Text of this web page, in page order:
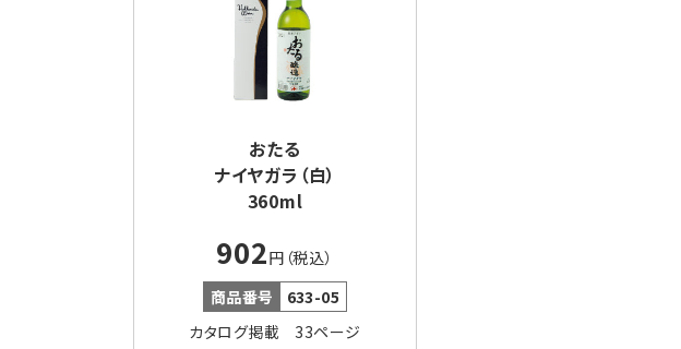
おたる
ナイヤガラ（白）
360ml
902円（税込）
商品番号
633-05
カタログ掲載 33ページ